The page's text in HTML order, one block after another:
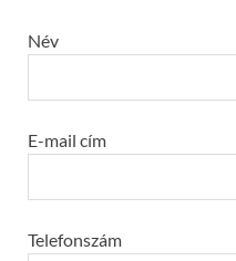
Név
E-mail cím
Telefonszám